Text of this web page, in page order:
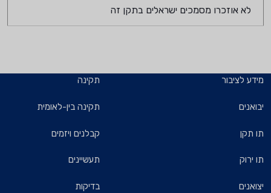
לא אוזכרו מסמכים ישראלים בתקן זה
מידע לציבור
יבואנים
תו תקן
תו ירוק
יצואנים
תקינה
תקינה בין-לאומית
קבלנים ויזמים
תעשיינים
בדיקות